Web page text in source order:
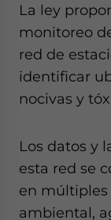
La ley
monitoreo
red de
identificar
nocivas y
Los datos y
esta red se
en múltiples
ambiental,